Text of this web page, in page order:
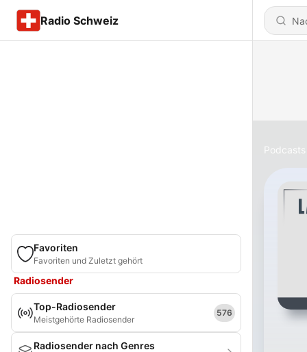
Radio Schweiz
Favoriten
Favoriten und Zuletzt gehört
Radiosender
Top-Radiosender
Meistgehörte Radiosender
576
Radiosender nach Genres
Podcasts